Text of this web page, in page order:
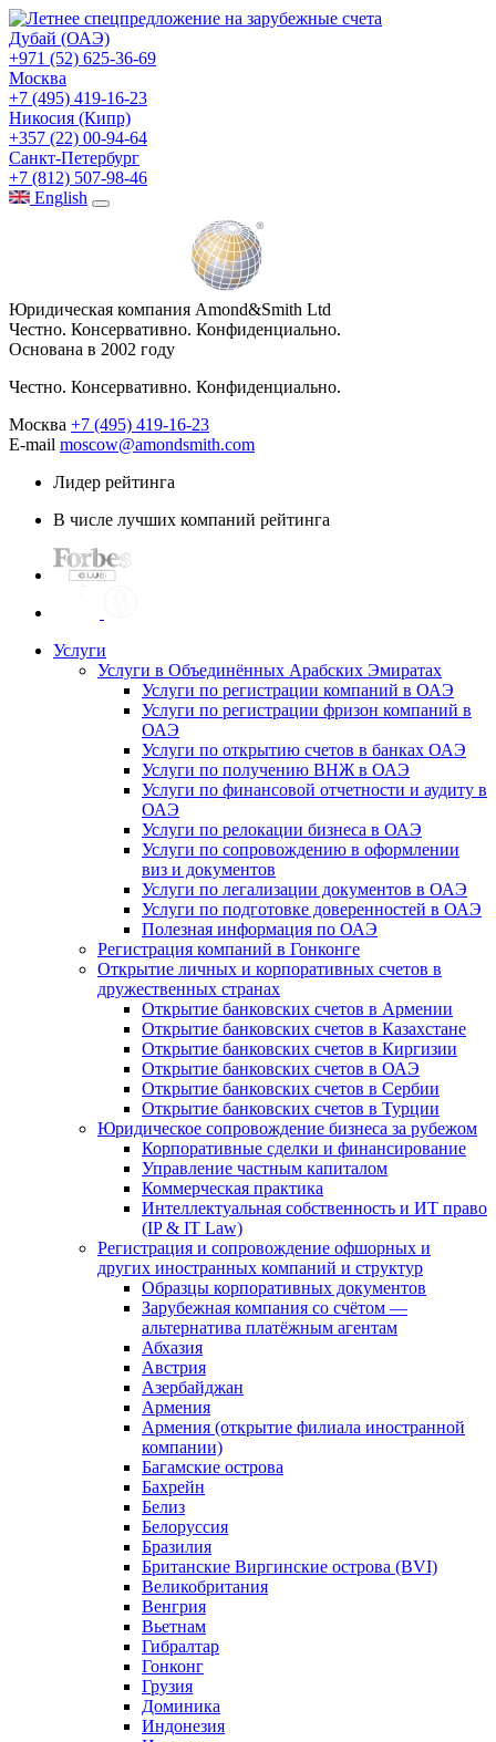
Дубай (ОАЭ)
+971 (52) 625-36-69
Москва
+7 (495) 419-16-23
Никосия (Кипр)
+357 (22) 00-94-64
Санкт-Петербург
+7 (812) 507-98-46
English
Юридическая компания Amond&Smith Ltd
Честно. Консервативно. Конфиденциально.
Основана в 2002 году
Честно. Консервативно. Конфиденциально.
Москва +7 (495) 419-16-23
E-mail moscow@amondsmith.com
Лидер рейтинга
В числе лучших компаний рейтинга
Услуги
Услуги в Объединённых Арабских Эмиратах
Услуги по регистрации компаний в ОАЭ
Услуги по регистрации фризон компаний в
ОАЭ
Услуги по открытию счетов в банках ОАЭ
Услуги по получению ВНЖ в ОАЭ
Услуги по финансовой отчетности и аудиту в
ОАЭ
Услуги по релокации бизнеса в ОАЭ
Услуги по сопровождению в оформлении
виз и документов
Услуги по легализации документов в ОАЭ
Услуги по подготовке доверенностей в ОАЭ
Полезная информация по ОАЭ
Регистрация компаний в Гонконге
Открытие личных и корпоративных счетов в
дружественных странах
Открытие банковских счетов в Армении
Открытие банковских счетов в Казахстане
Открытие банковских счетов в Киргизии
Открытие банковских счетов в ОАЭ
Открытие банковских счетов в Сербии
Открытие банковских счетов в Турции
Юридическое сопровождение бизнеса за рубежом
Корпоративные сделки и финансирование
Управление частным капиталом
Коммерческая практика
Интеллектуальная собственность и ИТ право
(IP & IT Law)
Регистрация и сопровождение офшорных и
других иностранных компаний и структур
Образцы корпоративных документов
Зарубежная компания со счётом —
альтернатива платёжным агентам
Абхазия
Австрия
Азербайджан
Армения
Армения (открытие филиала иностранной
компании)
Багамские острова
Бахрейн
Белиз
Белоруссия
Бразилия
Британские Виргинские острова (BVI)
Великобритания
Венгрия
Вьетнам
Гибралтар
Гонконг
Грузия
Доминика
Индонезия